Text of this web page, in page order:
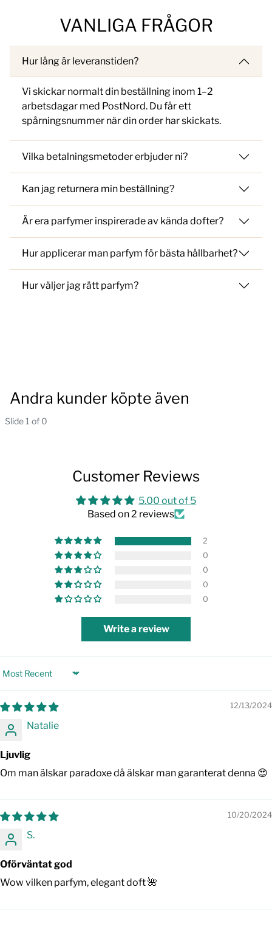
VANLIGA FRÅGOR
Hur lång är leveranstiden?
Vi skickar normalt din beställning inom 1–2
arbetsdagar med PostNord. Du får ett
spårningsnummer när din order har skickats.
Vilka betalningsmetoder erbjuder ni?
Kan jag returnera min beställning?
Är era parfymer inspirerade av kända dofter?
Hur applicerar man parfym för bästa hållbarhet?
Hur väljer jag rätt parfym?
Andra kunder köpte även
Slide 1 of 0
Customer Reviews
5.00 out of 5
Based on 2 reviews
2
0
0
0
0
Write a review
Sort by
12/13/2024
Natalie
Ljuvlig
Om man älskar paradoxe då älskar man garanterat denna 😍
10/20/2024
S.
Oförväntat god
Wow vilken parfym, elegant doft 🌺